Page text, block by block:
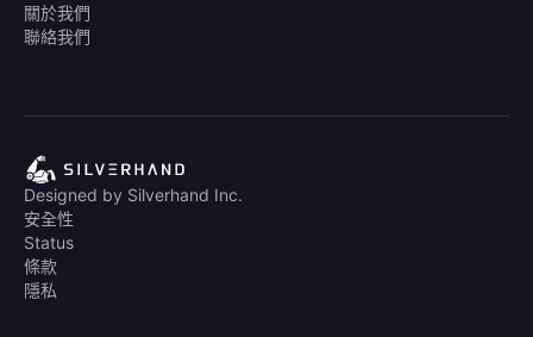
關於我們
聯絡我們
Designed by Silverhand Inc.
安全性
Status
條款
隱私